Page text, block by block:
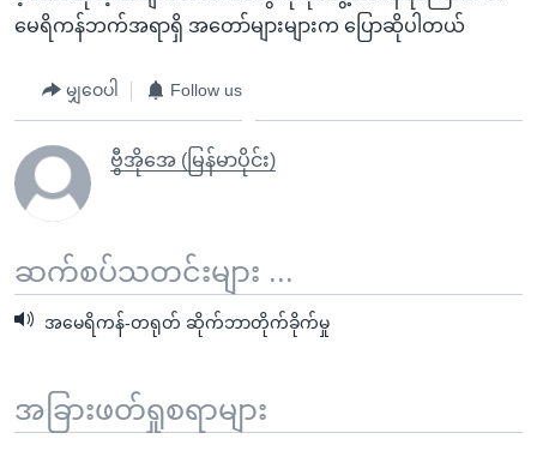
မေရိကန်ဘက်အရာရှိ အတော်များများက ပြောဆိုပါတယ်
မျှဝေပါ Follow us
ဗွီအိုအေ (မြန်မာပိုင်း)
ဆက်စပ်သတင်းများ ...
အမေရိကန်-တရုတ် ဆိုက်ဘာတိုက်ခိုက်မှု
အခြားဖတ်ရှုစရာများ